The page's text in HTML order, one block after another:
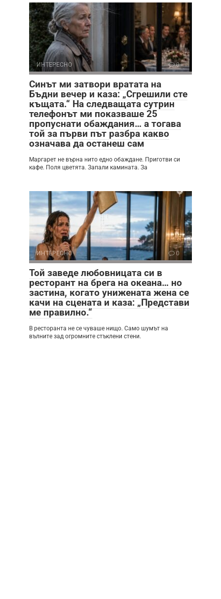
ИНТЕРЕСНО 0
Синът ми затвори вратата на
Бъдни вечер и каза: „Сгрешили сте
къщата.“ На следващата сутрин
телефонът ми показваше 25
пропуснати обаждания… а тогава
той за първи път разбра какво
означава да останеш сам
Маргарет не върна нито едно обаждане. Приготви си
кафе. Поля цветята. Запали камината. За
ИНТЕРЕСНО 0
Той заведе любовницата си в
ресторант на брега на океана… но
застина, когато унижената жена се
качи на сцената и каза: „Представи
ме правилно.“
В ресторанта не се чуваше нищо. Само шумът на
вълните зад огромните стъклени стени.